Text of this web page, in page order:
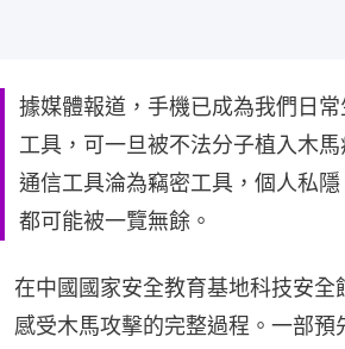
據媒體報道，手機已成為我們日
工具，可一旦被不法分子植入木
通信工具淪為竊密工具，個人私
都可能被一覽無餘。
在中國國家安全教育基地科技安全
感受木馬攻擊的完整過程。一部預